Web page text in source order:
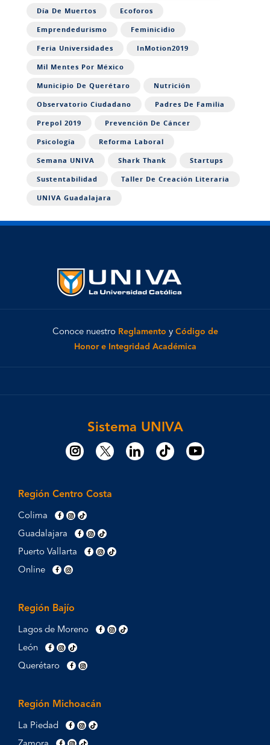
Día De Muertos Ecoforos
Emprendedurismo Feminicidio
Feria Universidades InMotion2019
Mil Mentes Por México
Municipio De Querétaro Nutrición
Observatorio Ciudadano Padres De Familia
Prepol 2019 Prevención De Cáncer
Psicología Reforma Laboral
Semana UNIVA Shark Thank Startups
Sustentabilidad Taller De Creación Literaria
UNIVA Guadalajara
Conoce nuestro Reglamento y Código de
Honor e Integridad Académica
Sistema UNIVA
Región Centro Costa
Colima
Guadalajara
Puerto Vallarta
Online
Región Bajío
Lagos de Moreno
León
Querétaro
Región Michoacán
La Piedad